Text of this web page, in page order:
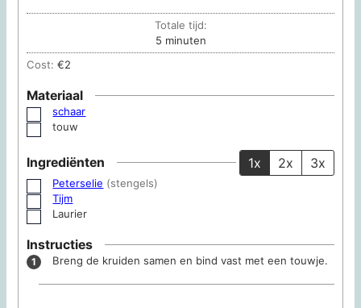
Totale tijd:
5minuten
minuten
Cost:€2
Materiaal
▢
schaar
▢
touw
Ingrediënten 1x 2x 3x
▢
Peterselie (stengels)
▢
Tijm
▢
Laurier
Instructies
Breng de kruiden samen en bind vast met een touwje.